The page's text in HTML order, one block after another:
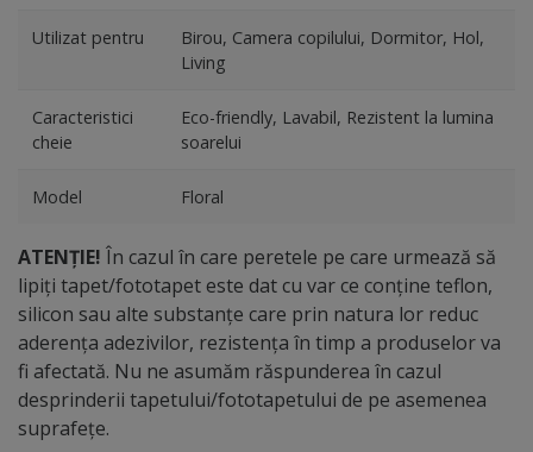
Utilizat pentru
Birou, Camera copilului, Dormitor, Hol,
Living
Caracteristici
cheie
Eco-friendly, Lavabil, Rezistent la lumina
soarelui
Model Floral
ATENȚIE! În cazul în care peretele pe care urmează să
lipiți tapet/fototapet este dat cu var ce conține teflon,
silicon sau alte substanțe care prin natura lor reduc
aderența adezivilor, rezistența în timp a produselor va
fi afectată. Nu ne asumăm răspunderea în cazul
desprinderii tapetului/fototapetului de pe asemenea
suprafețe.